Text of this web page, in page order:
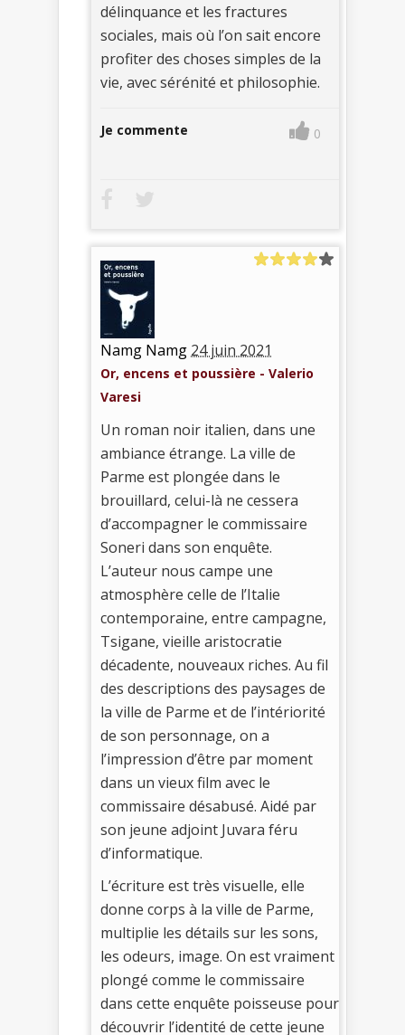
délinquance et les fractures
sociales, mais où l’on sait encore
profiter des choses simples de la
vie, avec sérénité et philosophie.
Je commente 0
Namg Namg 24 juin 2021
Or, encens et poussière - Valerio
Varesi
Un roman noir italien, dans une
ambiance étrange. La ville de
Parme est plongée dans le
brouillard, celui-là ne cessera
d’accompagner le commissaire
Soneri dans son enquête.
L’auteur nous campe une
atmosphère celle de l’Italie
contemporaine, entre campagne,
Tsigane, vieille aristocratie
décadente, nouveaux riches. Au fil
des descriptions des paysages de
la ville de Parme et de l’intériorité
de son personnage, on a
l’impression d’être par moment
dans un vieux film avec le
commissaire désabusé. Aidé par
son jeune adjoint Juvara féru
d’informatique.
L’écriture est très visuelle, elle
donne corps à la ville de Parme,
multiplie les détails sur les sons,
les odeurs, image. On est vraiment
plongé comme le commissaire
dans cette enquête poisseuse pour
découvrir l’identité de cette jeune